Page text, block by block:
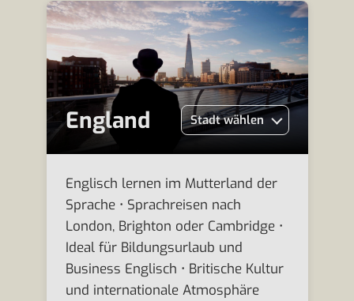
England Stadt wählen
Englisch lernen im Mutterland der
Sprache • Sprachreisen nach
London, Brighton oder Cambridge •
Ideal für Bildungsurlaub und
Business Englisch • Britische Kultur
und internationale Atmosphäre